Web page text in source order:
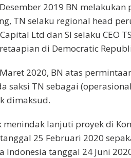
2019 BN melakukan
TN selaku regional head
Ltd dan SI selaku CEO
di Democratic
2020, BN atas
saksi TN sebagai
dimaksud.
menindak lanjuti proyek di
25 Februari 2020
Indonesia tanggal 24 Juni